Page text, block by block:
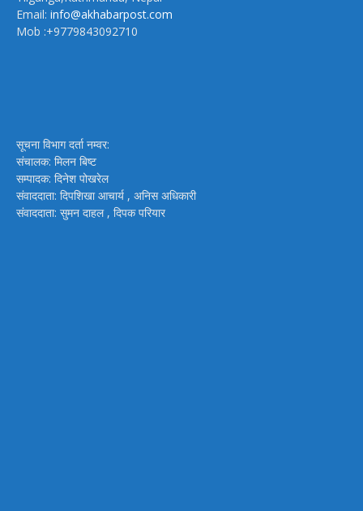
Email: info@akhabarpost.com
Mob :+9779843092710
सूचना विभाग दर्ता नम्वर:
संचालक: मिलन बिष्ट
सम्पादक: दिनेश पोखरेल
संवाददाता: दिपशिखा आचार्य , अनिस अधिकारी
संवाददाता: सुमन दाहल , दिपक परियार